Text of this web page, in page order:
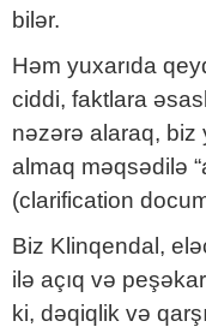
bilər.
Həm yuxarıda
ciddi, faktlara
nəzərə alaraq, biz
almaq məqsədilə
(clarification
Biz Klinqendal,
ilə açıq və
ki, dəqiqlik və